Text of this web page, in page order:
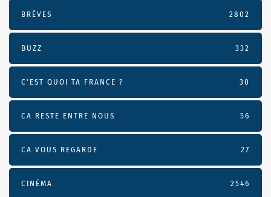
BRÈVES 2802
BUZZ 332
C'EST QUOI TA FRANCE ? 30
CA RESTE ENTRE NOUS 56
CA VOUS REGARDE 27
CINÉMA 2546